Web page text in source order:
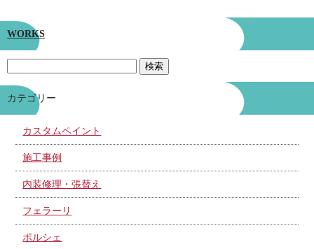
WORKS
カテゴリー
カスタムペイント
施工事例
内装修理・張替え
フェラーリ
ポルシェ